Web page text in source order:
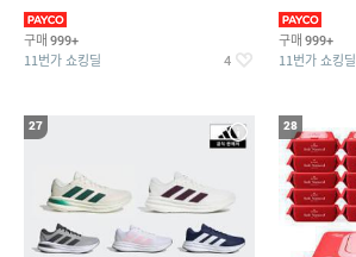
구매 999+
11번가 쇼킹딜 4
구매 999+
11번가 쇼킹딜
27 28